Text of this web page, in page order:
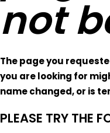
not
The page you
you are looking for
name changed, or is
PLEASE TRY THE